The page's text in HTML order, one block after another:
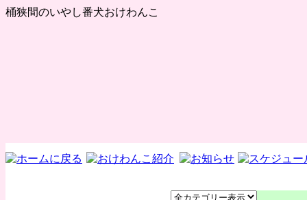
桶狭間のいやし番犬おけわんこ